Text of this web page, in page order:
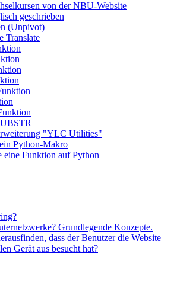
von der NBU-Website
geschrieben
(Unpivot)
Translate
"YLC Utilities"
Python-Makro
eine Funktion auf Python
Grundlegende Konzepte.
dass der Benutzer die Website
Gerät aus besucht hat?